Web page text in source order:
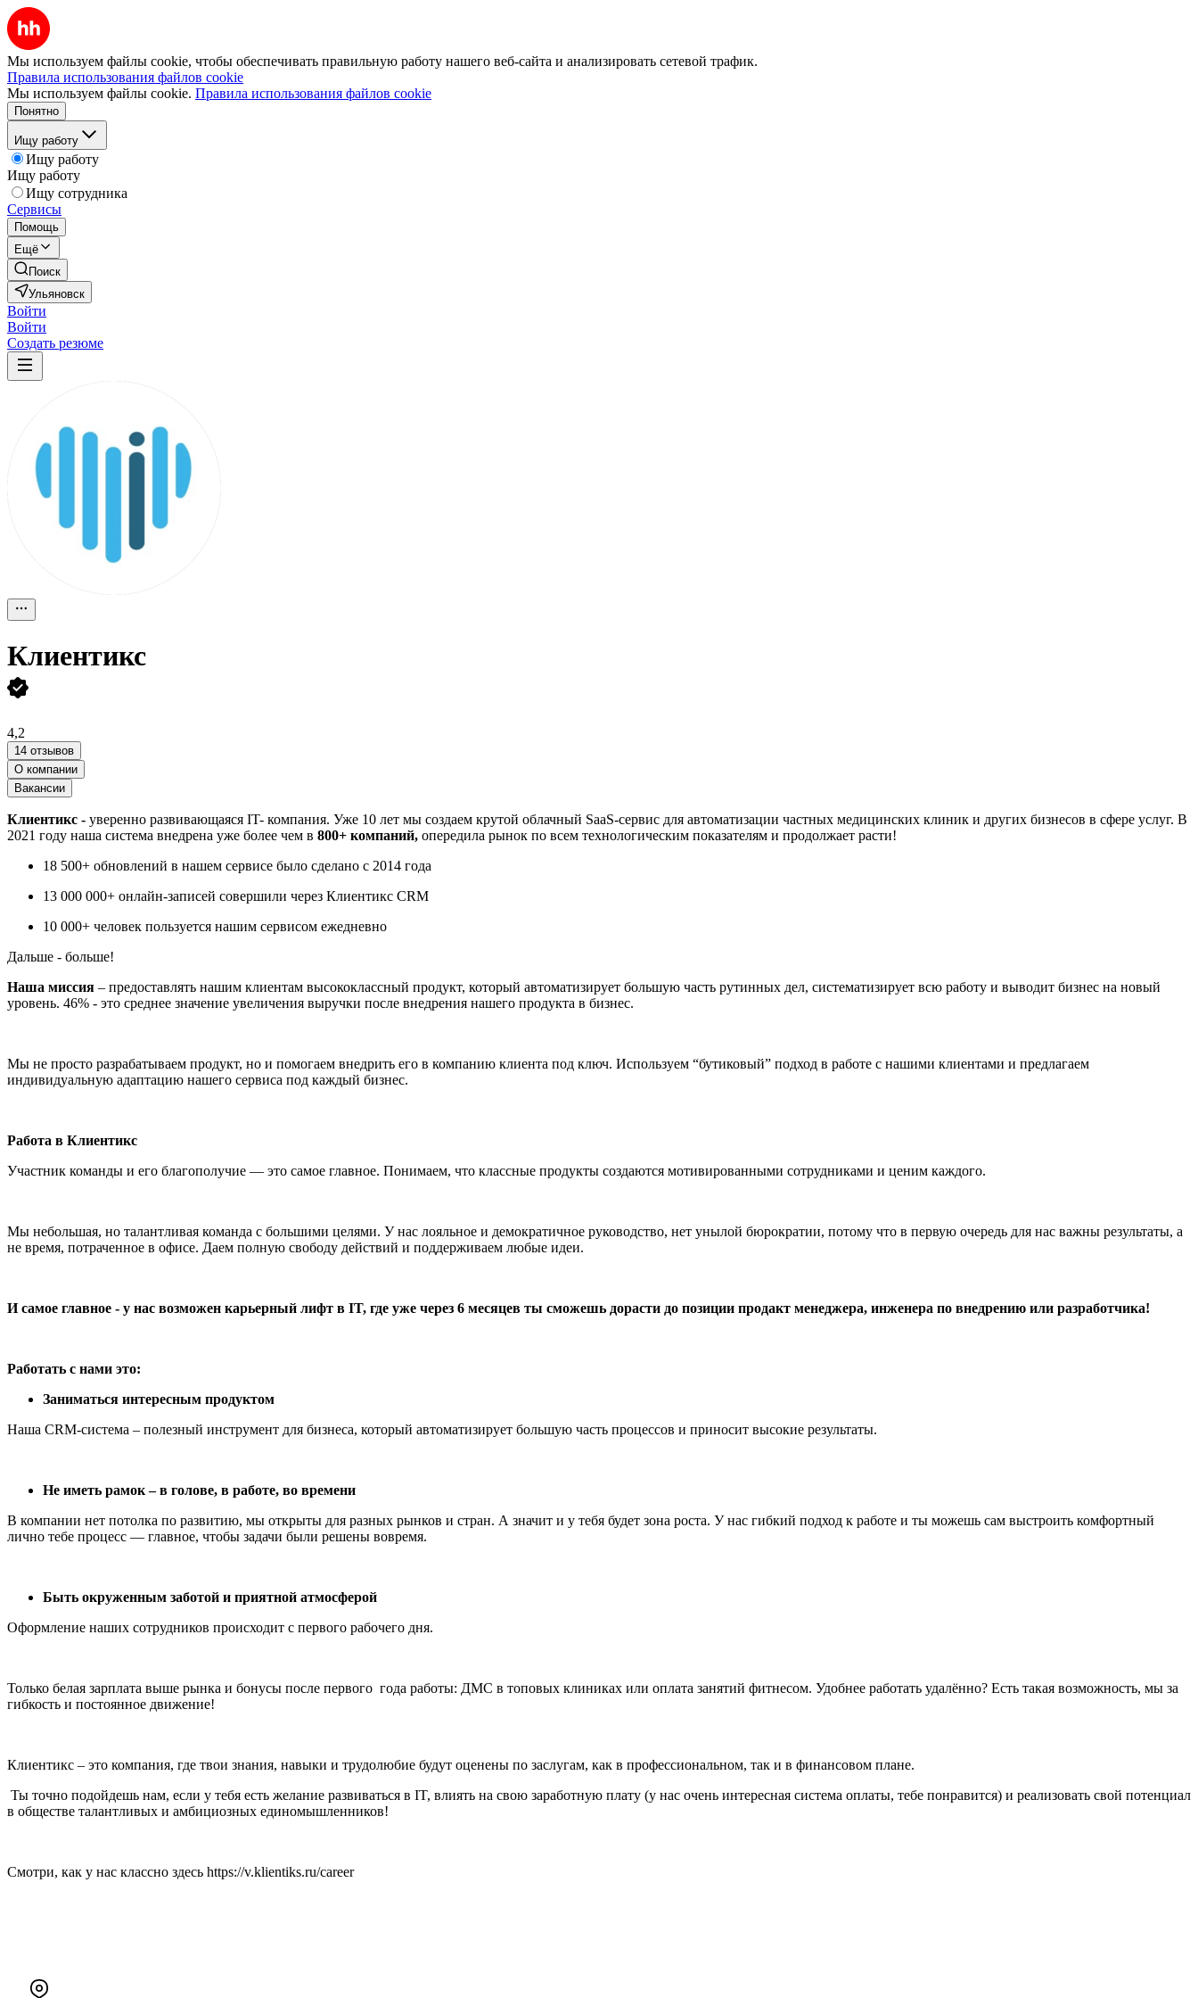
Мы используем файлы cookie, чтобы обеспечивать правильную работу нашего веб-сайта и анализировать сетевой трафик.
Правила использования файлов cookie
Мы используем файлы cookie. Правила использования файлов cookie
Понятно
Ищу работу
Ищу работу
Ищу работу
Ищу сотрудника
Сервисы
Помощь
Ещё
Поиск
Ульяновск
Войти
Войти
Создать резюме
Клиентикс
4,2
14 отзывов
О компании
Вакансии
Клиентикс - уверенно развивающаяся IT- компания. Уже 10 лет мы создаем крутой облачный SaaS-сервис для автоматизации частных медицинских клиник и других бизнесов в сфере услуг. В
2021 году наша система внедрена уже более чем в 800+ компаний, опередила рынок по всем технологическим показателям и продолжает расти!
18 500+ обновлений в нашем сервисе было сделано с 2014 года
13 000 000+ онлайн-записей совершили через Клиентикс CRM
10 000+ человек пользуется нашим сервисом ежедневно
Дальше - больше!
Наша миссия – предоставлять нашим клиентам высококлассный продукт, который автоматизирует большую часть рутинных дел, систематизирует всю работу и выводит бизнес на новый
уровень. 46% - это среднее значение увеличения выручки после внедрения нашего продукта в бизнес.
Мы не просто разрабатываем продукт, но и помогаем внедрить его в компанию клиента под ключ. Используем “бутиковый” подход в работе с нашими клиентами и предлагаем
индивидуальную адаптацию нашего сервиса под каждый бизнес.
Работа в Клиентикс
Участник команды и его благополучие — это самое главное. Понимаем, что классные продукты создаются мотивированными сотрудниками и ценим каждого.
Мы небольшая, но талантливая команда с большими целями. У нас лояльное и демократичное руководство, нет унылой бюрократии, потому что в первую очередь для нас важны результаты, а
не время, потраченное в офисе. Даем полную свободу действий и поддерживаем любые идеи.
И самое главное - у нас возможен карьерный лифт в IT, где уже через 6 месяцев ты сможешь дорасти до позиции продакт менеджера, инженера по внедрению или разработчика!
Работать с нами это:
Заниматься интересным продуктом
Наша CRM-система – полезный инструмент для бизнеса, который автоматизирует большую часть процессов и приносит высокие результаты.
Не иметь рамок – в голове, в работе, во времени
В компании нет потолка по развитию, мы открыты для разных рынков и стран. А значит и у тебя будет зона роста. У нас гибкий подход к работе и ты можешь сам выстроить комфортный
лично тебе процесс — главное, чтобы задачи были решены вовремя.
Быть окруженным заботой и приятной атмосферой
Оформление наших сотрудников происходит с первого рабочего дня.
Только белая зарплата выше рынка и бонусы после первого года работы: ДМС в топовых клиниках или оплата занятий фитнесом. Удобнее работать удалённо? Есть такая возможность, мы за
гибкость и постоянное движение!
Клиентикс – это компания, где твои знания, навыки и трудолюбие будут оценены по заслугам, как в профессиональном, так и в финансовом плане.
Ты точно подойдешь нам, если у тебя есть желание развиваться в IT, влиять на свою заработную плату (у нас очень интересная система оплаты, тебе понравится) и реализовать свой потенциал
в обществе талантливых и амбициозных единомышленников!
Смотри, как у нас классно здесь https://v.klientiks.ru/career